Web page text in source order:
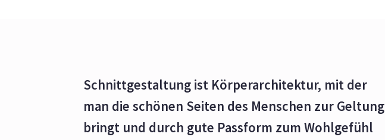
Schnittgestaltung ist Körperarchitektur, mit der
man die schönen Seiten des Menschen zur Geltung
bringt und durch gute Passform zum Wohlgefühl